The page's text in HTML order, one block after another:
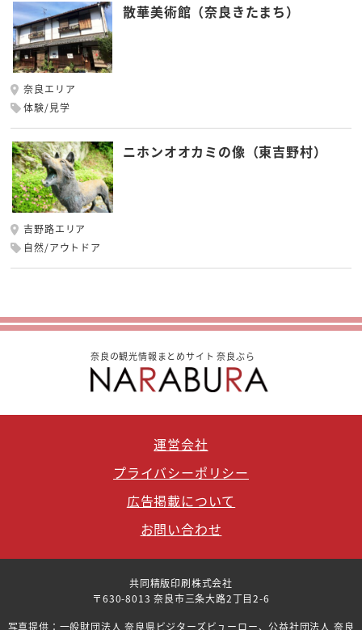
散華美術館（奈良きたまち）
奈良エリア
体験/見学
ニホンオオカミの像（東吉野村）
吉野路エリア
自然/アウトドア
奈良の観光情報まとめサイト 奈良ぶら
運営会社
プライバシーポリシー
広告掲載について
お問い合わせ
共同精版印刷株式会社
〒630-8013 奈良市三条大路2丁目2-6
写真提供：一般財団法人 奈良県ビジターズビューロー、公益社団法人 奈良